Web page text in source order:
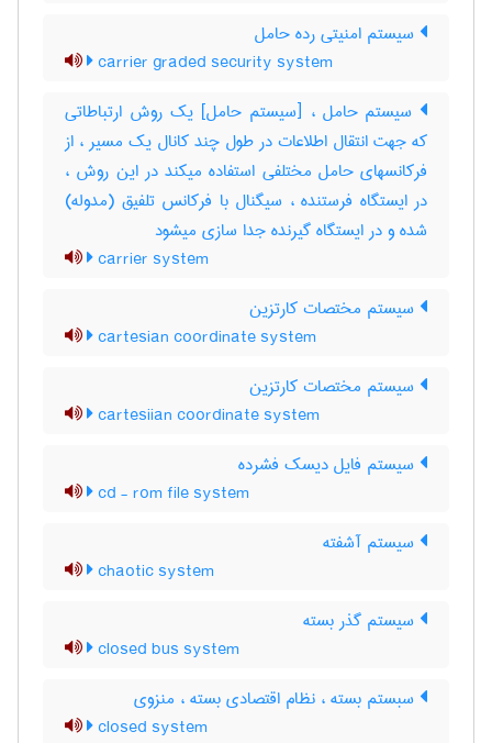
سیستم امنیتی رده حامل
carrier graded security system
سیستم حامل ، [سیستم حامل] یک روش ارتباطاتی
که جهت انتقال اطلاعات در طول چند کانال یک مسیر ، از
فرکانسهای حامل مختلفی استفاده میکند در این روش ،
در ایستگاه فرستنده ، سیگنال با فرکانس تلفیق (مدوله)
شده و در ایستگاه گیرنده جدا سازی میشود
carrier system
سیستم مختصات کارتزین
cartesian coordinate system
سیستم مختصات کارتزین
cartesiian coordinate system
سیستم فایل دیسک فشرده
cd - rom file system
سیستم آشفته
chaotic system
سیستم گذر بسته
closed bus system
سبستم بسته ، نظام اقتصادی بسته ، منزوی
closed system